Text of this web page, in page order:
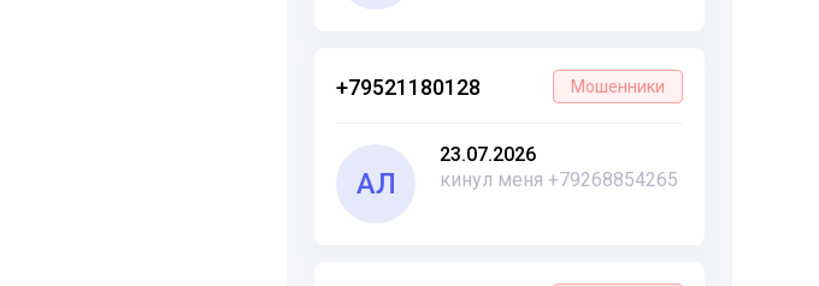
+79521180128 Мошенники
АЛ
23.07.2026
кинул меня +79268854265